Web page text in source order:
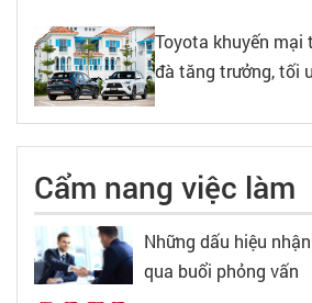
Toyota khuyến mại
đà tăng trưởng, tối
Cẩm nang việc làm
Những dấu hiệu
qua buổi phỏng vấn